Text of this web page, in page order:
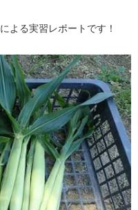
による実習レポートです！